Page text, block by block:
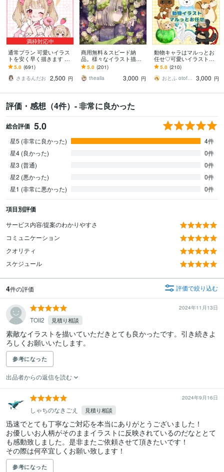
満枠対応中
通常プラン 可愛いイラス
トを安く早く描きます 歌
ってみた、グッズなど…
用途に合わせた貴方だけ
のイラストを！
5.0 (691)
さまるんだお
2,500 円
商用無料＆スピード納
品。様々なイラスト描き
ます 様々な活動で使用す
るイラストが必要な方
へ。
5.0 (201)
thealla
3,000 円
動物キャラはマルっとお
任せ♡可愛いイラスト描
きます 商用OK♡配信、ア
バター、アイコン、プレ
ゼント、SNS運用に
5.0 (210)
おとふ otofu labo 3,000 円
評価・感想（4件）- 非常に良かった
総合評価 5.0
星5 (非常に良かった)
4件
星4 (良かった)
0件
星3 (普通)
0件
星2 (悪かった)
0件
星1 (非常に悪かった)
0件
項目別評価
サービス内容/提案のわかりやすさ
コミュニケーション
クオリティ
スケジュール
4件の評価 評価で絞り込む
2024年11月13日
TOII2 見積り相談
素敵なイラストを描いていただきとても良かったです。引き続きよ
ろしくお願いいたします。
参考になった
出品者からの返信を読む
2024年9月16日
しゃちのなきごえ 見積り相談
迅速でとても丁寧なご対応を本当にありがとうございました！
お優しいお人柄がそのままイラストに反映されているのだなととて
も感動致しました。是非またご依頼させて頂きたいです！
その際は何卒宜しくお願い致します！
参考になった